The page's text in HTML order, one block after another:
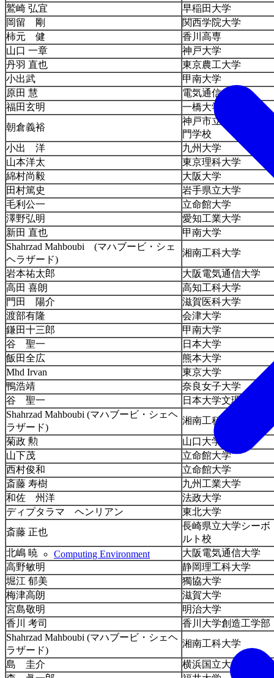
Computing Environment
鷲崎 弘宜
早稲田大学
岡留 剛
関西学院大学
柿元 健
香川高専
山口 一章
神戸大学
丹羽 直也
東京農工大学
小出武
甲南大学
原田 慧
電気通信大学
福田玄明
一橋大学
朝倉義裕
神戸市立工業高等専
門学校
小出 洋
九州大学
山本洋太
東京理科大学
綿村尚毅
大阪大学
田村篤史
岩手県立大学
毛利公一
立命館大学
澤野弘明
愛知工業大学
新田 直也
甲南大学
Shahrzad Mahboubi (マハブービ・シェ
ヘラザード)
湘南工科大学
岩本祐太郎
大阪電気通信大学
高田 喜朗
高知工科大学
門田 陽介
滋賀医科大学
渡部有隆
会津大学
鎌田十三郎
甲南大学
谷 聖一
日本大学
飯田全広
熊本大学
Mhd Irvan
東京大学
鴨浩靖
奈良女子大学
谷 聖一
日本大学文理学部
Shahrzad Mahboubi (マハブービ・シェヘ
ラザード)
湘南工科大学
菊政 勲
山口大学
山下茂
立命館大学
西村俊和
立命館大学
斎藤 寿樹
九州工業大学
和佐 州洋
法政大学
ディプタラマ ヘンリアン
東北大学
斎藤 正也
長崎県立大学シーボ
ルト校
北嶋 暁
大阪電気通信大学
高野敏明
静岡理工科大学
堀江 郁美
獨協大学
梅津高朗
滋賀大学
宮島敬明
明治大学
香川 考司
香川大学創造工学部
Shahrzad Mahboubi (マハブービ・シェヘ
ラザード)
湘南工科大学
島 圭介
横浜国立大学